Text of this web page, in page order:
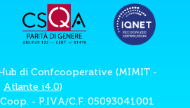
di Confcooperative (MIMIT -
Atlante i4.0)
- P.IVA/C.F. 05093041001